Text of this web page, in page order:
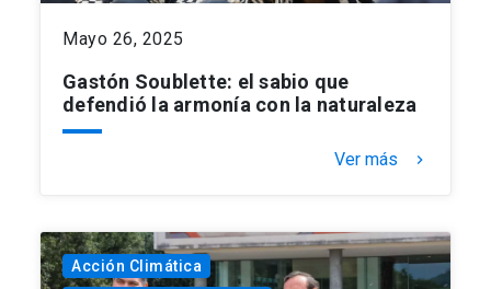
Mayo 26, 2025
Gastón Soublette: el sabio que
defendió la armonía con la naturaleza
Ver más keyboard_arrow_right
Acción Climática